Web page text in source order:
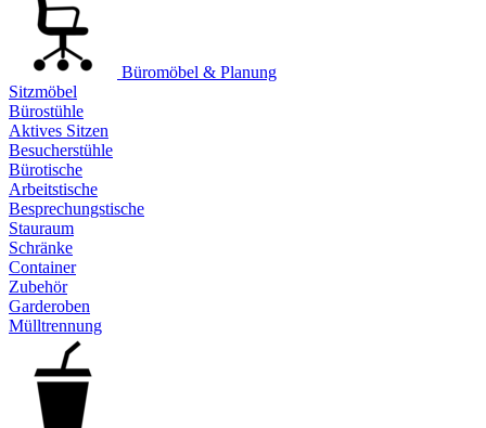
Büromöbel & Planung
Sitzmöbel
Bürostühle
Aktives Sitzen
Besucherstühle
Bürotische
Arbeitstische
Besprechungstische
Stauraum
Schränke
Container
Zubehör
Garderoben
Mülltrennung